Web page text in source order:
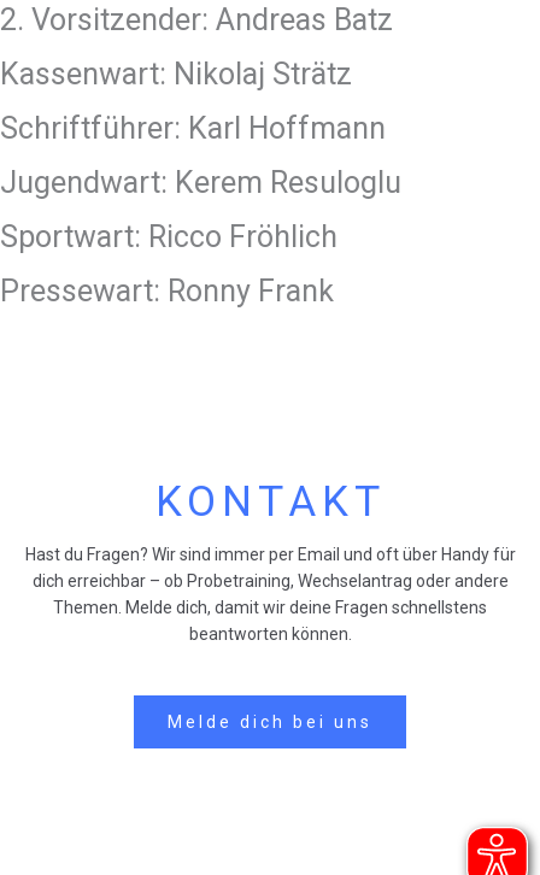
2. Vorsitzender: Andreas Batz
Kassenwart: Nikolaj Strätz
Schriftführer: Karl Hoffmann
Jugendwart: Kerem Resuloglu
Sportwart: Ricco Fröhlich
Pressewart: Ronny Frank
KONTAKT
Hast du Fragen? Wir sind immer per Email und oft über Handy für
dich erreichbar – ob Probetraining, Wechselantrag oder andere
Themen. Melde dich, damit wir deine Fragen schnellstens
beantworten können.
Melde dich bei uns